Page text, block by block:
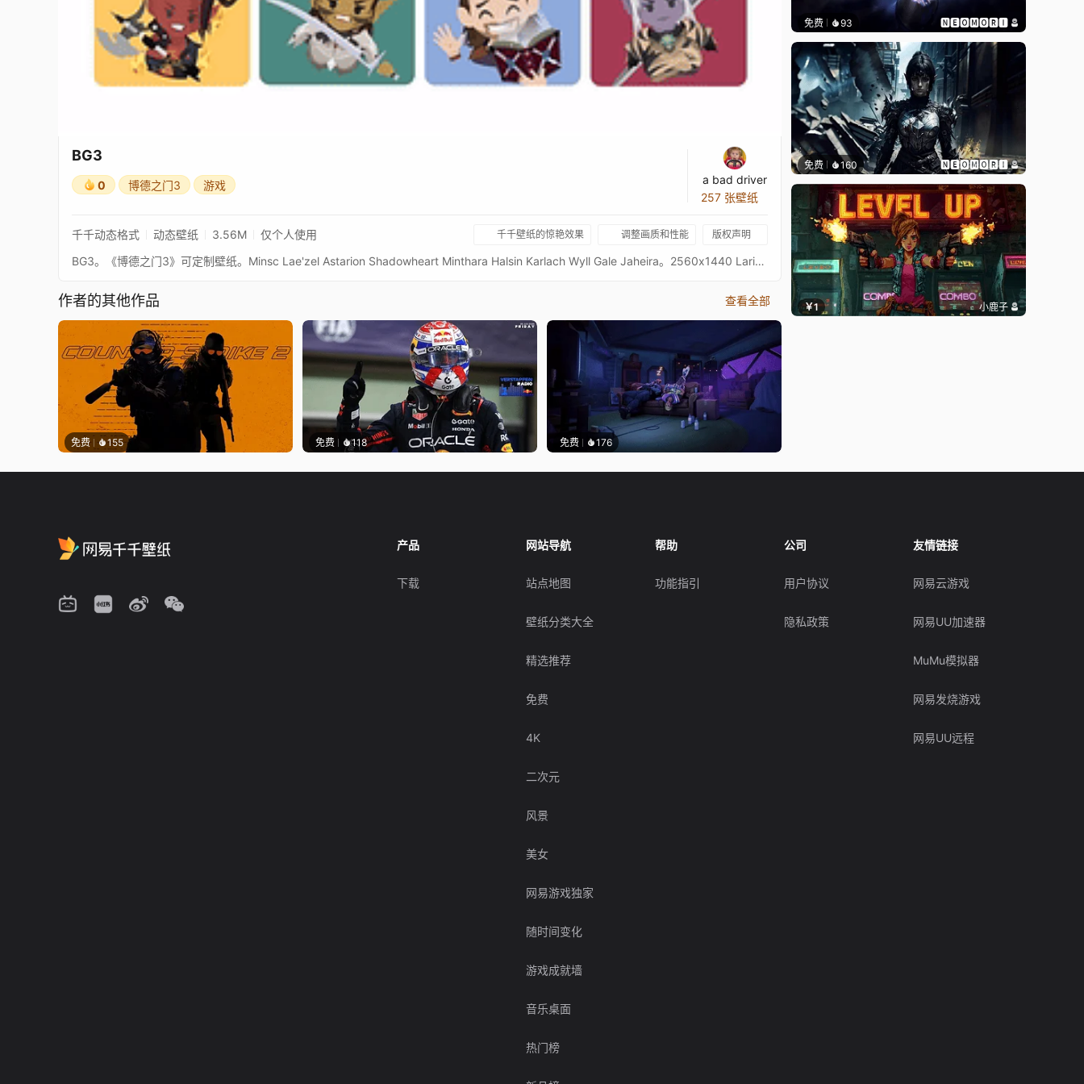
BG3
0 博德之门3 游戏
a bad driver
257 张壁纸
千千动态格式 动态壁纸 3.56M 仅个人使用 千千壁纸的惊艳效果 调整画质和性能 版权声明
BG3。《博德之门3》可定制壁纸。Minsc Lae'zel Astarion Shadowheart Minthara Halsin Karlach Wyll Gale Jaheira。2560x1440 Larian Studios 标志壁纸 BG3 8位壁纸 BG3 篝火壁纸 我的 Wallpaper Engine 工作坊
作者的其他作品 查看全部
免费 155 免费 118 免费 176
免费 93 🅽🅴🅾🅼🅾🆁🅸
免费 160 🅽🅴🅾🅼🅾🆁🅸
￥1 小鹿子
产品
下载
网站导航
站点地图
壁纸分类大全
精选推荐
免费
4K
二次元
风景
美女
网易游戏独家
随时间变化
游戏成就墙
音乐桌面
热门榜
帮助
功能指引
公司
用户协议
隐私政策
友情链接
网易云游戏
网易UU加速器
MuMu模拟器
网易发烧游戏
网易UU远程